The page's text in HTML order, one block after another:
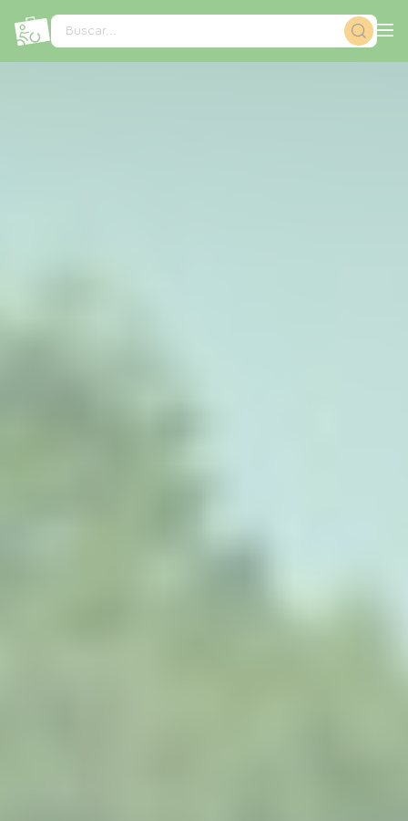
Buscar...
Panel de gestión de cookies